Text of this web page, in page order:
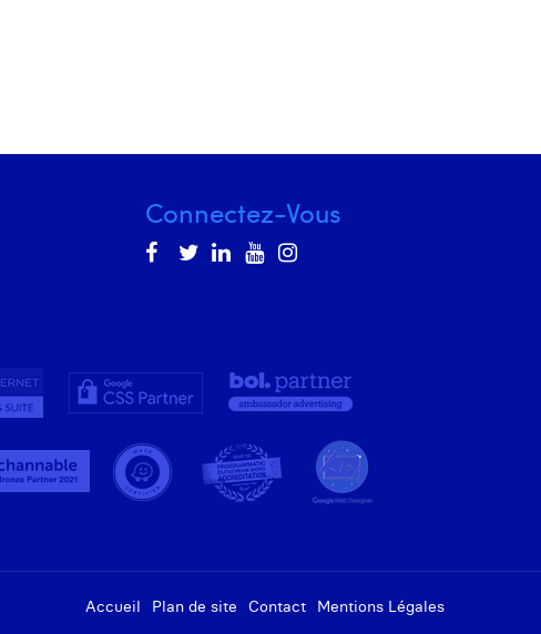
Connectez-Vous
Accueil Plan de site Contact Mentions Légales